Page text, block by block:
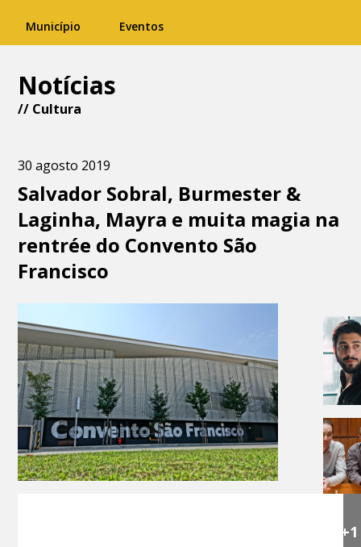
Município Eventos
Notícias
// Cultura
30 agosto 2019
Salvador Sobral, Burmester &
Laginha, Mayra e muita magia na
rentrée do Convento São
Francisco
+1